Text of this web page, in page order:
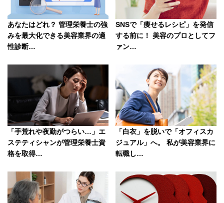
あなたはどれ？ 管理栄養士の強
みを最大化できる美容業界の適
性診断…
SNSで「痩せるレシピ」を発信
する前に！ 美容のプロとしてフ
ァン…
「手荒れや夜勤がつらい…」エ
ステティシャンが管理栄養士資
格を取得…
「白衣」を脱いで「オフィスカ
ジュアル」へ。 私が美容業界に
転職し…